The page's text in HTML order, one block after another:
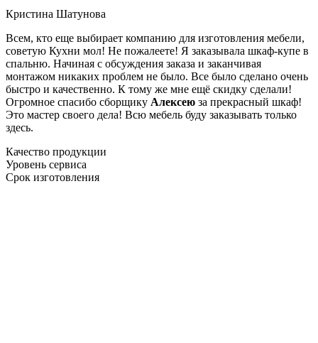
Кристина Шатунова
Всем, кто еще выбирает компанию для изготовления мебели,
советую Кухни мол! Не пожалеете! Я заказывала шкаф-купе в
спальню. Начиная с обсуждения заказа и заканчивая
монтажом никаких проблем не было. Все было сделано очень
быстро и качественно. К тому же мне ещё скидку сделали!
Огромное спасибо сборщику Алексею за прекрасный шкаф!
Это мастер своего дела! Всю мебель буду заказывать только
здесь.
Качество продукции
Уровень сервиса
Срок изготовления